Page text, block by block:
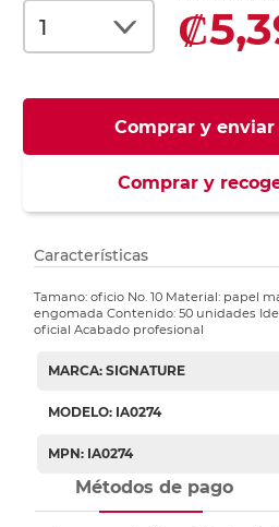
Comprar y
Comprar y
Características
Tamano: oficio No. 10 Material: papel
engomada Contenido: 50 unidades
oficial Acabado profesional
MARCA: SIGNATURE
MODELO: IA0274
MPN: IA0274
Métodos de pago